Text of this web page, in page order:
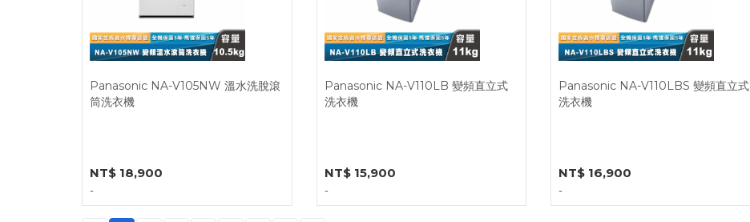
Panasonic NA-V105NW 溫水洗脫滾
筒洗衣機
NT$ 18,900
-
Panasonic NA-V110LB 變頻直立式
洗衣機
NT$ 15,900
-
Panasonic NA-V110LBS 變頻直立式
洗衣機
NT$ 16,900
-